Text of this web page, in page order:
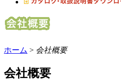
ホーム > 会社概要
会社概要